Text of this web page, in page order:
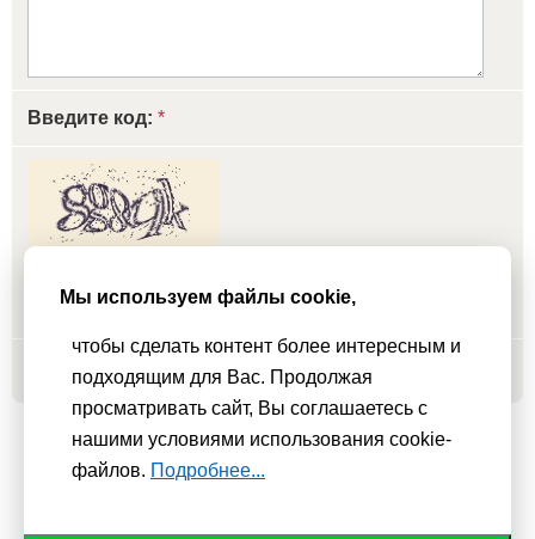
Введите код: *
Добавить
Мы используем файлы cookie,
чтобы сделать контент более интересным и
подходящим для Вас. Продолжая
просматривать сайт, Вы соглашаетесь с
нашими условиями использования cookie-
файлов. Подробнее...